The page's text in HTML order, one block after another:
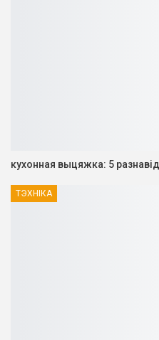
кухонная выцяжка: 5
ТЭХНІКА